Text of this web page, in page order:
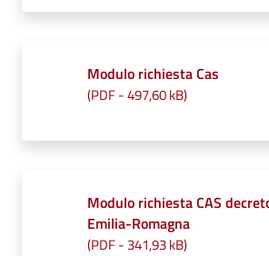
Modulo richiesta Cas
(PDF-497,60 kB)
Modulo richiesta CAS
Emilia-Romagna
(PDF- 341,93 kB)